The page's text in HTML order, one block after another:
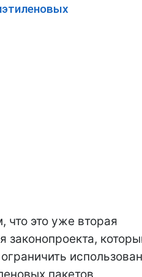
что это уже вторая
законопроекта,